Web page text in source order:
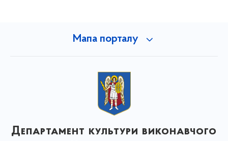
Мапа порталу
Департамент культури виконавчого